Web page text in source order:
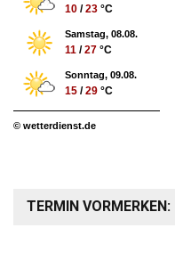
10 /23 °C
Samstag, 08.08.
11 /27 °C
Sonntag, 09.08.
15 /29 °C
© wetterdienst.de
TERMIN VORMERKEN: